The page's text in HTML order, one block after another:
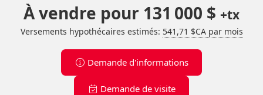
À vendre pour 131 000 $ +tx
Versements hypothécaires estimés: 541,71 $CA par mois
Demande d'informations
Demande de visite